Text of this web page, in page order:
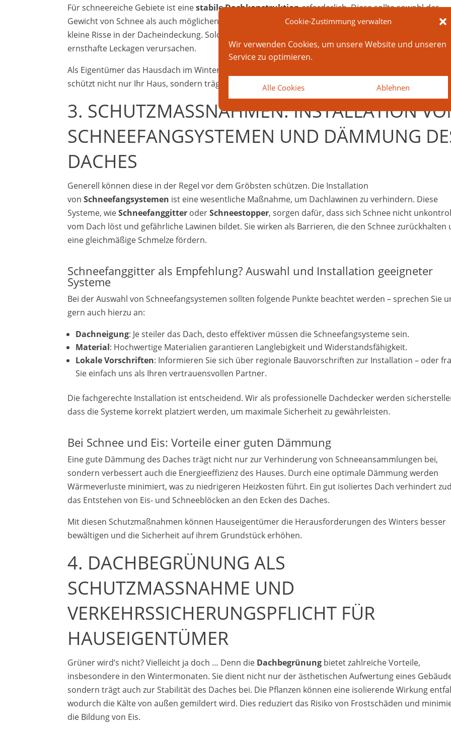
Cookie-Zustimmung verwalten
Wir verwenden Cookies, um unsere Website und unseren
Service zu optimieren.
Alle Cookies Ablehnen
Für schneereiche Gebiete ist einestabile Dachkonstruktionerforderlich. Diese sollte sowohl das
Gewicht von Schnee als auch möglichen Windbelastungen standhalten können. Achten Sie
kleine Risse in der Dacheindeckung. Solche Schwachstellen können sich schnell vergrößern und
ernsthafte Leckagen verursachen.
Als Eigentümer das Hausdach im Winter schützen: Es ist Ihr Dach: Die Kombination dieser
schützt nicht nur Ihr Haus, sondern trägt auch zur Sicherheit Ihrer Umgebung bei.
3. SCHUTZMASSNAHMEN: INSTALLATION VON
CHNEEFANGSYSTEMEN UND DÄMMUNG DES
ACHES
Generell können diese in der Regel vor dem Gröbsten schützen. Die Installation
vonSchneefangsystemen ist eine wesentliche Maßnahme, um Dachlawinen zu verhindern. Diese
Systeme, wieSchneefanggitter oderSchneestopper, sorgen dafür, dass sich Schnee nicht
vom Dach löst und gefährliche Lawinen bildet. Sie wirken als Barrieren, die den Schnee zurückhalten
eine gleichmäßige Schmelze fördern.
Schneefanggitter als Empfehlung? Auswahl und Installation geeigneter
Systeme
Bei der Auswahl von Schneefangsystemen sollten folgende Punkte beachtet werden – sprechen Sie
gern auch hierzu an:
Dachneigung: Je steiler das Dach, desto effektiver müssen die Schneefangsysteme sein.
Material: Hochwertige Materialien garantieren Langlebigkeit und Widerstandsfähigkeit.
Lokale Vorschriften: Informieren Sie sich über regionale Bauvorschriften zur Installation – oder
Sie einfach uns als Ihren vertrauensvollen Partner.
Die fachgerechte Installation ist entscheidend. Wir als professionelle Dachdecker werden
dass die Systeme korrekt platziert werden, um maximale Sicherheit zu gewährleisten.
Bei Schnee und Eis: Vorteile einer guten Dämmung
Eine gute Dämmung des Daches trägt nicht nur zur Verhinderung von Schneeansammlungen bei,
sondern verbessert auch die Energieeffizienz des Hauses. Durch eine optimale Dämmung werden
Wärmeverluste minimiert, was zu niedrigeren Heizkosten führt. Ein gut isoliertes Dach verhindert
das Entstehen von Eis- und Schneeblöcken an den Ecken des Daches.
Mit diesen Schutzmaßnahmen können Hauseigentümer die Herausforderungen des Winters besser
bewältigen und die Sicherheit auf ihrem Grundstück erhöhen.
4. DACHBEGRÜNUNG ALS
SCHUTZMASSNAHME UND V
ERKEHRSSICHERUNGSPFLICHT FÜR H
AUSEIGENTÜMER
Grüner wird’s nicht? Vielleicht ja doch … Denn die Dachbegrünung bietet zahlreiche Vorteile,
insbesondere in den Wintermonaten. Sie dient nicht nur der ästhetischen Aufwertung eines
sondern trägt auch zur Stabilität des Daches bei. Die Pflanzen können eine isolierende Wirkung
wodurch die Kälte von außen gemildert wird. Dies reduziert das Risiko von Frostschäden und
die Bildung von Eis.